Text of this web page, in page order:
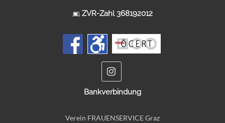
ZVR-Zahl 368192012
Bankverbindung
Verein FRAUENSERVICE Graz